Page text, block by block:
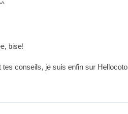
bise!
tes conseils, je suis enfin sur